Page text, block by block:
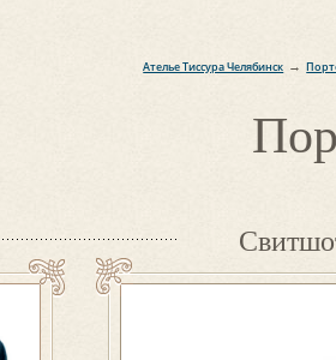
Ателье Тиссура Челябинск →